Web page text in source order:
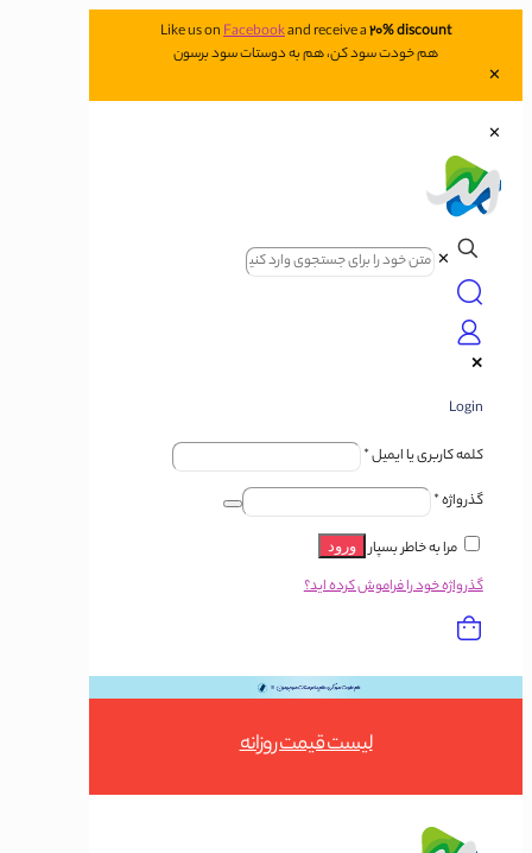
Like us onFacebookand receive a20% discount
هم خودت سود کن، هم به دوستات سود برسون
✕
Login
کلمه کاربری یا ایمیل*
گذرواژه*
مرا به خاطر بسپار
ورود
گذرواژه خود را فراموش کرده اید؟
Button
لیست قیمت روزانه